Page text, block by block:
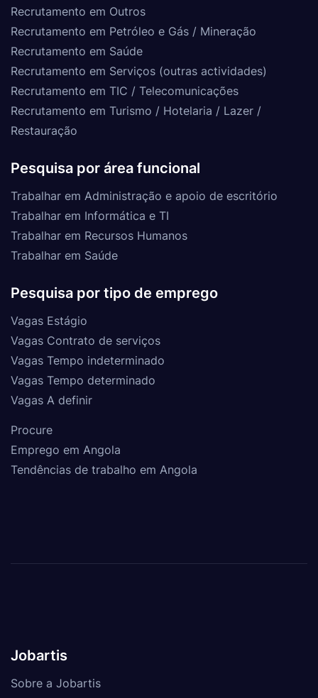
Recrutamento em Outros
Recrutamento em Petróleo e Gás / Mineração
Recrutamento em Saúde
Recrutamento em Serviços (outras actividades)
Recrutamento em TIC / Telecomunicações
Recrutamento em Turismo / Hotelaria / Lazer /
Restauração
Pesquisa por área funcional
Trabalhar em Administração e apoio de escritório
Trabalhar em Informática e TI
Trabalhar em Recursos Humanos
Trabalhar em Saúde
Pesquisa por tipo de emprego
Vagas Estágio
Vagas Contrato de serviços
Vagas Tempo indeterminado
Vagas Tempo determinado
Vagas A definir
Procure
Emprego em Angola
Tendências de trabalho em Angola
Jobartis
Sobre a Jobartis